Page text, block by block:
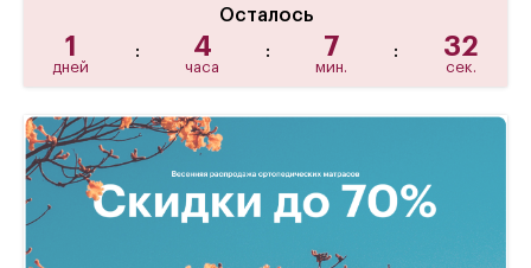
Осталось
1
дней
: 4
часа
: 7
мин.
: 31
сек.